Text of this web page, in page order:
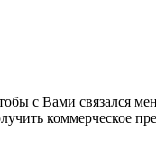
с Вами связался
коммерческое